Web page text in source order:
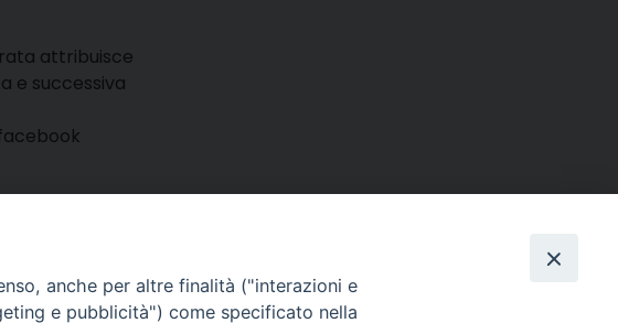
attribuisce
e successiva
anche per altre finalità ("interazioni e
e pubblicità") come specificato nella